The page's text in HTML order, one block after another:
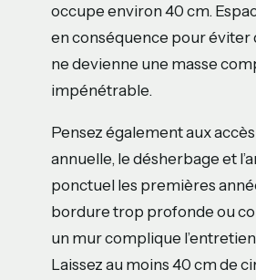
occupe environ 40 cm.
en conséquence pour éviter
ne devienne une masse
impénétrable.
Pensez également aux
annuelle, le désherbage et
ponctuel les premières
bordure trop profonde ou
un mur complique
Laissez au moins 40 cm de